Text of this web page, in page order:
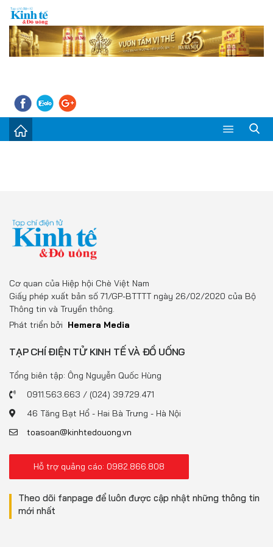
Thị trường
Doanh nghiệp – Doanh nhân
Đồ uống
Pháp luật
Multimedia
Cơ quan của Hiệp hội Chè Việt Nam
Giấy phép xuất bản số 71/GP-BTTTT ngày 26/02/2020 của Bộ
Thông tin và Truyền thông.
Phát triển bởi Hemera Media
TẠP CHÍ ĐIỆN TỬ KINH TẾ VÀ ĐỒ UỐNG
Tổng biên tập: Ông Nguyễn Quốc Hùng
0911.563.663 / (024) 39.729.471
46 Tăng Bạt Hổ - Hai Bà Trưng - Hà Nội
toasoan@kinhtedouong.vn
Hỗ trợ quảng cáo: 0982.866.808
Theo dõi fanpage để luôn được cập nhật những thông tin
mới nhất